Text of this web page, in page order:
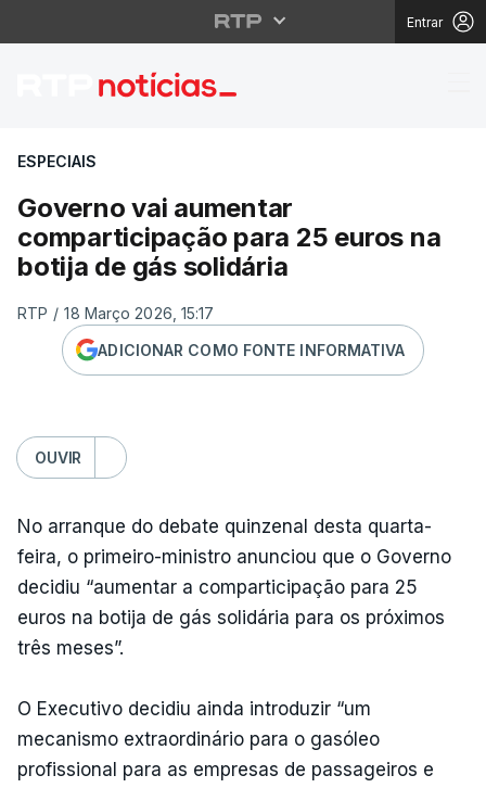
Entrar
Governo vai
ESPECIAIS
Governo vai aumentar
comparticipação para 25 euros na
botija de gás solidária
RTP / 18 Março 2026, 15:17
ADICIONAR COMO FONTE INFORMATIVA
OUVIR
No arranque do debate quinzenal desta quarta-
feira, o primeiro-ministro anunciou que o Governo
decidiu “aumentar a comparticipação para 25
euros na botija de gás solidária para os próximos
três meses”.
O Executivo decidiu ainda introduzir “um
mecanismo extraordinário para o gasóleo
profissional para as empresas de passageiros e